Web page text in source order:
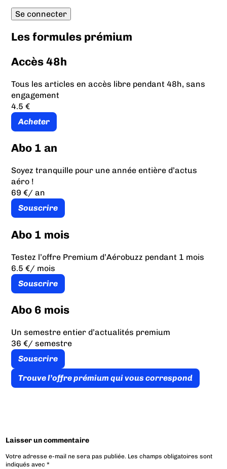
Les formules prémium
Accès 48h
Tous les articles en accès libre pendant 48h, sans
engagement
4.5 €
Acheter
Abo 1 an
Soyez tranquille pour une année entière d’actus
aéro !
69 €/ an
Souscrire
Abo 1 mois
Testez l’offre Premium d’Aérobuzz pendant 1 mois
6.5 €/ mois
Souscrire
Abo 6 mois
Un semestre entier d’actualités premium
36 €/ semestre
Souscrire
Trouve l’offre prémium qui vous correspond
Laisser un commentaire
Votre adresse e-mail ne sera pas publiée. Les champs obligatoires sont
indiqués avec*